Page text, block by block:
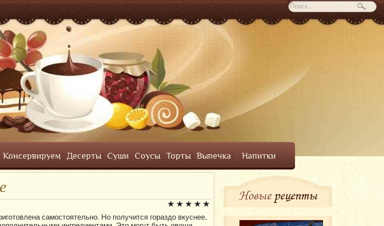
Консервируем Десерты Суши Соусы Торты Выпечка Напитки
самостоятельно. Но получится гораздо вкуснее,
Новыерецепты